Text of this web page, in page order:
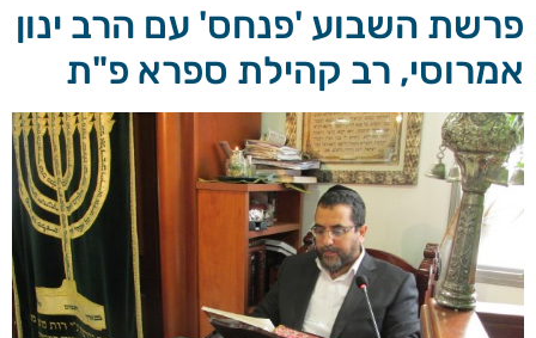
פרשת השבוע 'פנחס' עם הרב ינון
אמרוסי, רב קהילת ספרא פ"ת